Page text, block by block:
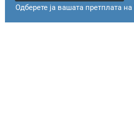
Одберете ја вашата претплата